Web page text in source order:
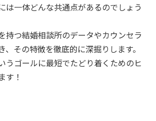
は一体どんな共通点があるのでしょう
持つ結婚相談所のデータやカウンセラ
、その特徴を徹底的に深掘りします。
うゴールに最短でたどり着くためのヒ
す！